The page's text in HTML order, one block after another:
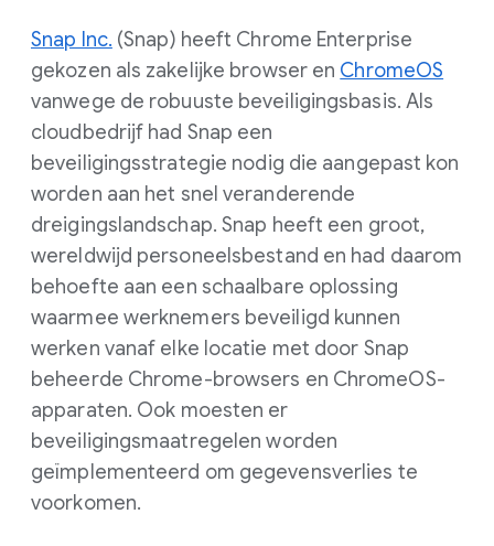
Snap Inc. (Snap) heeft Chrome Enterprise
gekozen als zakelijke browser en ChromeOS
vanwege de robuuste beveiligingsbasis. Als
cloudbedrijf had Snap een
beveiligingsstrategie nodig die aangepast kon
worden aan het snel veranderende
dreigingslandschap. Snap heeft een groot,
wereldwijd personeelsbestand en had daarom
behoefte aan een schaalbare oplossing
waarmee werknemers beveiligd kunnen
werken vanaf elke locatie met door Snap
beheerde Chrome-browsers en ChromeOS-
apparaten. Ook moesten er
beveiligingsmaatregelen worden
geïmplementeerd om gegevensverlies te
voorkomen.